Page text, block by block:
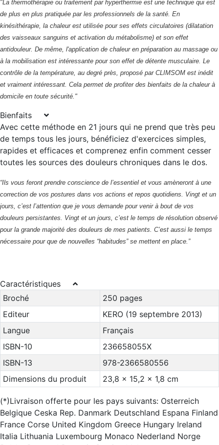
"La thermothérapie ou traitement par hyperthermie est une technique qui est
de plus en plus pratiquée par les professionnels de la santé. En
kinésithérapie, la chaleur est utilisée pour ses effets circulatoires (dilatation
des vaisseaux sanguins et activation du métabolisme) et son effet
antidouleur. De même, l'application de chaleur en préparation au massage ou
à la mobilisation est intéressante pour son effet de détente musculaire. Le
contrôle de la température, au degré près, proposé par CLIMSOM est inédit
et vraiment intéressant. Cela permet de profiter des bienfaits de la chaleur à
domicile en toute sécurité."
Bienfaits
Avec cette méthode en 21 jours qui ne prend que très peu
de temps tous les jours, bénéficiez d'exercices simples,
rapides et efficaces et comprenez enfin comment cesser
toutes les sources des douleurs chroniques dans le dos.
“Ils vous feront prendre conscience de l’essentiel et vous amèneront à une
correction de vos postures dans vos actions et repos quotidiens. Vingt et un
jours, c’est l’attention que je vous demande pour venir à bout de vos
douleurs persistantes. Vingt et un jours, c’est le temps de résolution observé
pour la grande majorité des douleurs de mes patients. C’est aussi le temps
nécessaire pour que de nouvelles “habitudes” se mettent en place.”
Caractéristiques
Broché
250 pages
Editeur
KERO (19 septembre 2013)
Langue
Français
ISBN-10
236658055X
ISBN-13
978-2366580556
Dimensions du produit
23,8 x 15,2 x 1,8 cm
(*)Livraison offerte pour les pays suivants: Osterreich
Belgique Ceska Rep. Danmark Deutschland Espana Finland
France Corse United Kingdom Greece Hungary Ireland
Italia Lithuania Luxembourg Monaco Nederland Norge